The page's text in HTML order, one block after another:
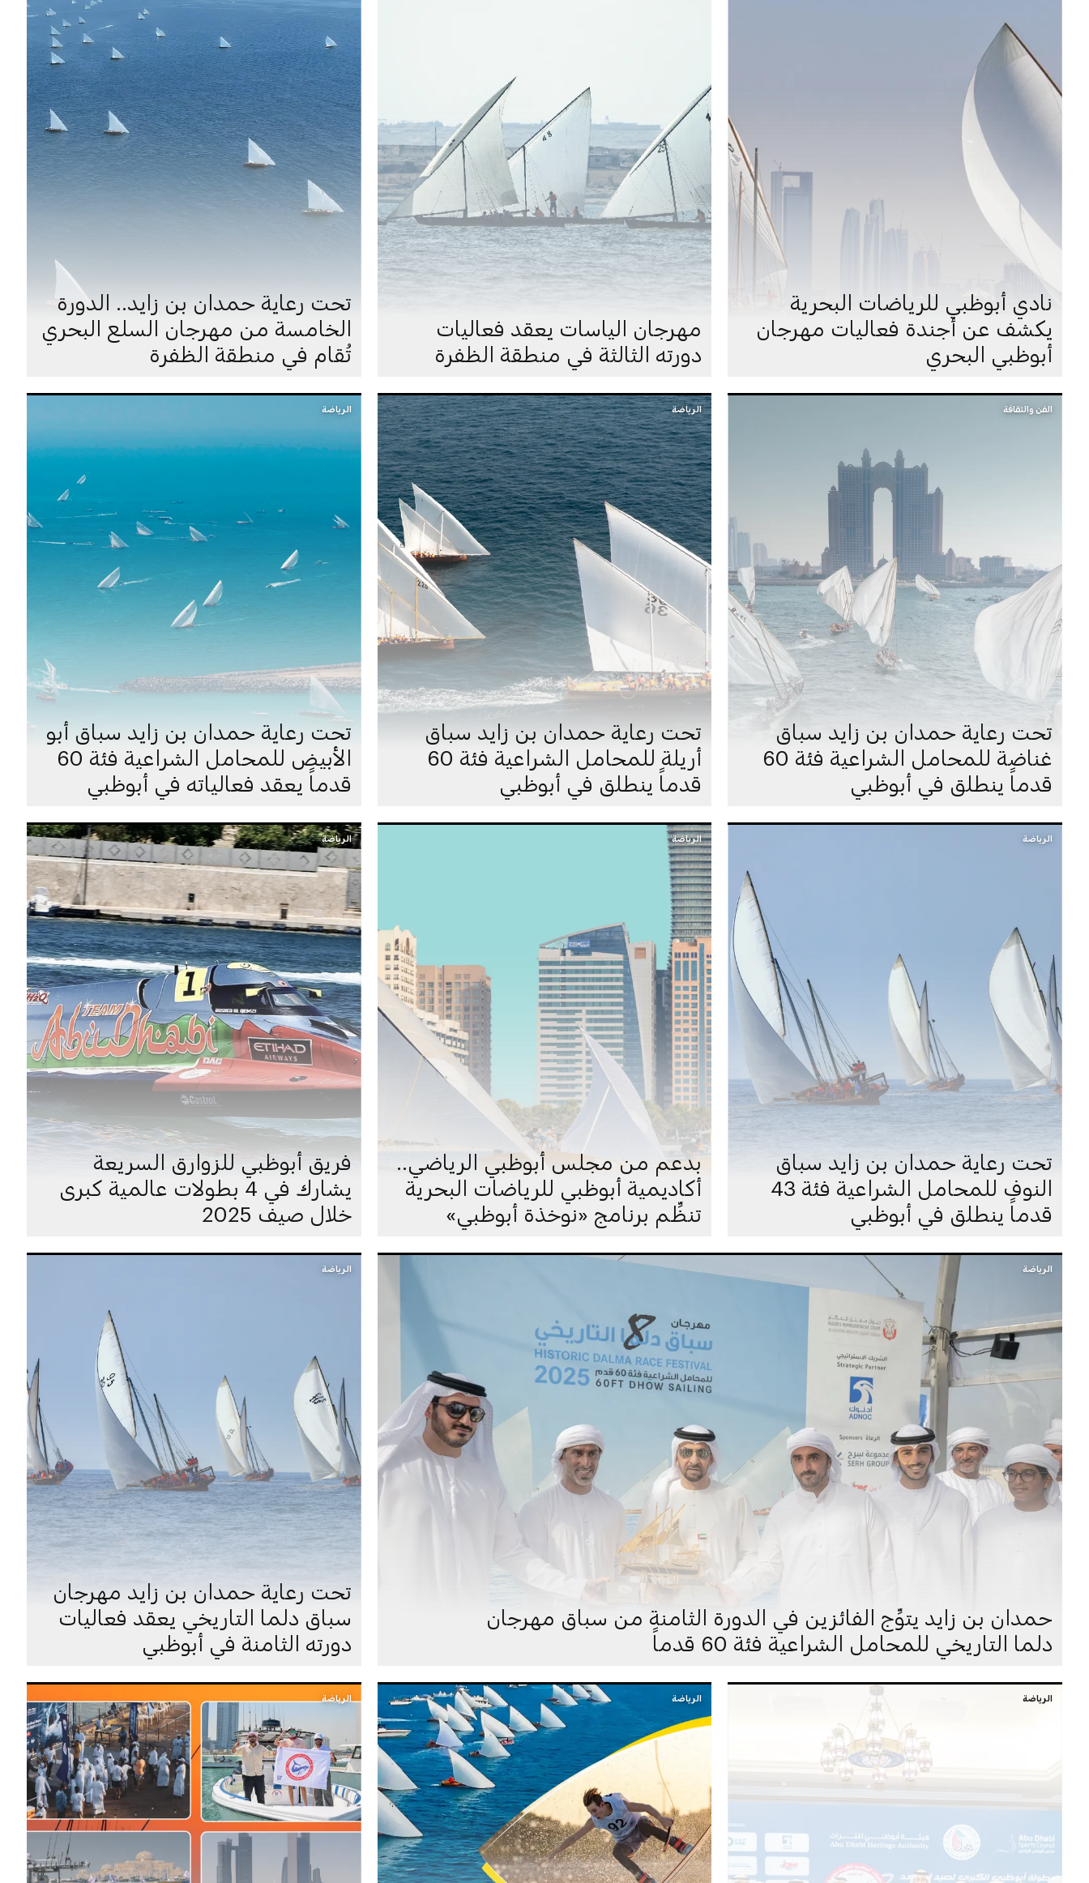
نادي أبوظبي للرياضات البحرية
يكشف عن أجندة فعاليات مهرجان
أبوظبي البحري
مهرجان الياسات يعقد فعاليات
دورته الثالثة في منطقة الظفرة
تحت رعاية حمدان بن زايد.. الدورة
الخامسة من مهرجان السلع البحري
تُقام في منطقة الظفرة
الفن والثقافة
تحت رعاية حمدان بن زايد سباق
غناضة للمحامل الشراعية فئة 60
قدماً ينطلق في أبوظبي
الرياضة
تحت رعاية حمدان بن زايد سباق
أريلة للمحامل الشراعية فئة 60
قدماً ينطلق في أبوظبي
الرياضة
تحت رعاية حمدان بن زايد سباق أبو
الأبيض للمحامل الشراعية فئة 60
قدماً يعقد فعالياته في أبوظبي
الرياضة
تحت رعاية حمدان بن زايد سباق
النوف للمحامل الشراعية فئة 43
قدماً ينطلق في أبوظبي
الرياضة
بدعم من مجلس أبوظبي الرياضي..
أكاديمية أبوظبي للرياضات البحرية
تنظِّم برنامج «نوخذة أبوظبي»
الرياضة
فريق أبوظبي للزوارق السريعة
يشارك في 4 بطولات عالمية كبرى
خلال صيف 2025
الرياضة
حمدان بن زايد يتوِّج الفائزين في الدورة الثامنة من سباق مهرجان
دلما التاريخي للمحامل الشراعية فئة 60 قدماً
الرياضة
تحت رعاية حمدان بن زايد مهرجان
سباق دلما التاريخي يعقد فعاليات
دورته الثامنة في أبوظبي
الرياضة الرياضة الرياضة